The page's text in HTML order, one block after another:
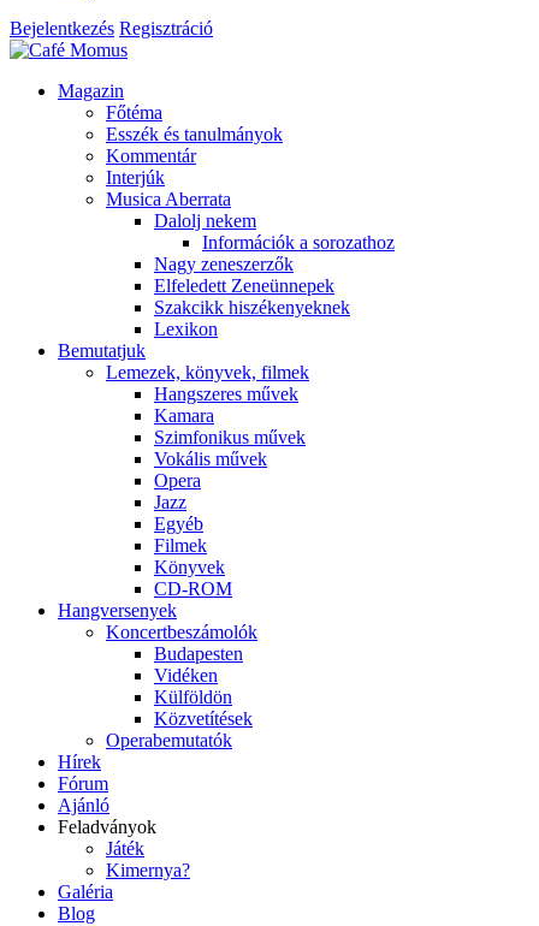
Bejelentkezés Regisztráció
Magazin
Főtéma
Esszék és tanulmányok
Kommentár
Interjúk
Musica Aberrata
Dalolj nekem
Információk a sorozathoz
Nagy zeneszerzők
Elfeledett Zeneünnepek
Szakcikk hiszékenyeknek
Lexikon
Bemutatjuk
Lemezek, könyvek, filmek
Hangszeres művek
Kamara
Szimfonikus művek
Vokális művek
Opera
Jazz
Egyéb
Filmek
Könyvek
CD-ROM
Hangversenyek
Koncertbeszámolók
Budapesten
Vidéken
Külföldön
Közvetítések
Operabemutatók
Hírek
Fórum
Ajánló
Feladványok
Játék
Kimernya?
Galéria
Blog